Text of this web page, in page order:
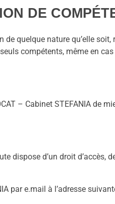
DE
quelque nature qu’elle
compétents, même en cas
– Cabinet STEFANIA de
d’un droit d’accès,
par e.mail à l’adresse